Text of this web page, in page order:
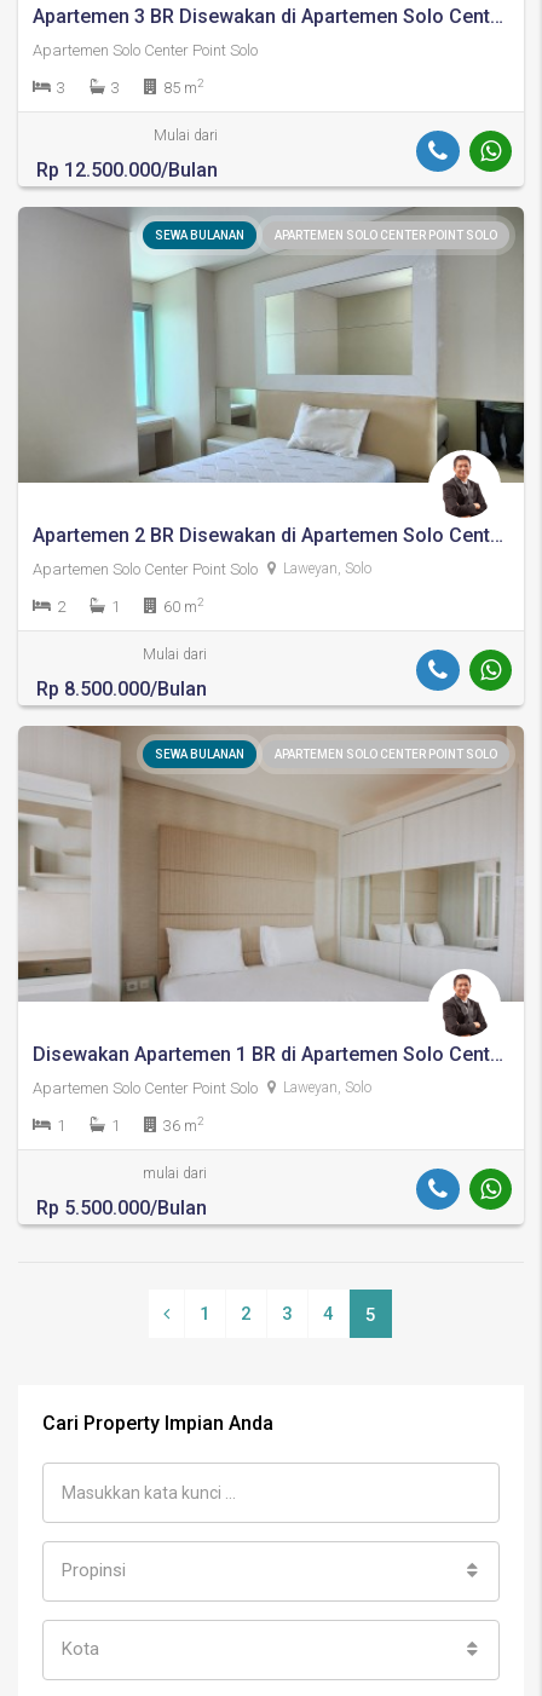
Apartemen 3 BR Disewakan di Apartemen Solo Center Point / Atas Hotel Aston Solo
Apartemen Solo Center Point Solo
3 3 85 m2
Mulai dari
Rp 12.500.000/Bulan
SEWA BULANAN APARTEMEN SOLO CENTER POINT SOLO
Apartemen 2 BR Disewakan di Apartemen Solo Center Point / atas Hotel Aston Solo
Apartemen Solo Center Point Solo Laweyan, Solo
2 1 60 m2
Mulai dari
Rp 8.500.000/Bulan
SEWA BULANAN APARTEMEN SOLO CENTER POINT SOLO
Disewakan Apartemen 1 BR di Apartemen Solo Center Point – Aston Solo
Apartemen Solo Center Point Solo Laweyan, Solo
1 1 36 m2
mulai dari
Rp 5.500.000/Bulan
1 2 3 4 5
Cari Property Impian Anda
Propinsi
Kota